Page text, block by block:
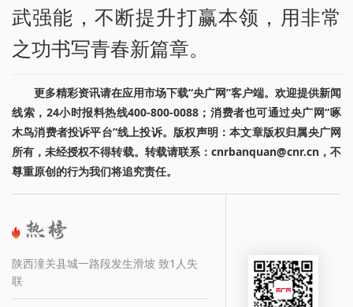
武强能，不断提升打赢本领，用非常
之功书写青春新篇章。
更多精彩资讯请在应用市场下载“央广网”客户端。欢迎提供新闻
线索，24小时报料热线400-800-0088；消费者也可通过央广网“啄
木鸟消费者投诉平台”线上投诉。版权声明：本文章版权归属央广网
所有，未经授权不得转载。转载请联系：cnrbanquan@cnr.cn，不
尊重原创的行为我们将追究责任。
陕西潼关县城一路段发生滑坡 致1人失
联